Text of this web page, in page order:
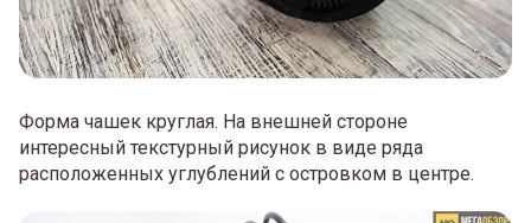
Форма чашек круглая. На внешней стороне
интересный текстурный рисунок в виде ряда
расположенных углублений с островком в центре.